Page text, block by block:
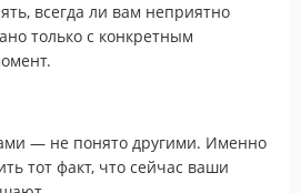
всегда ли вам неприятно
только с конкретным
— не понято другими. Именно
тот факт, что сейчас ваши